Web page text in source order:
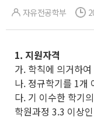
자유전공학부
1. 지원자격
가. 학칙에 의거하
나. 정규학기를 1개
다. 기 이수한 학기
학원과정 3.3 이상